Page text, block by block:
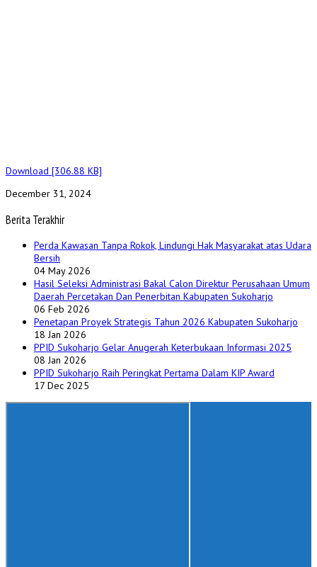
Download [306.88 KB]
December 31, 2024
Berita Terakhir
Perda Kawasan Tanpa Rokok, Lindungi Hak Masyarakat atas Udara
Bersih
04 May 2026
Hasil Seleksi Administrasi Bakal Calon Direktur Perusahaan Umum
Daerah Percetakan Dan Penerbitan Kabupaten Sukoharjo
06 Feb 2026
Penetapan Proyek Strategis Tahun 2026 Kabupaten Sukoharjo
18 Jan 2026
PPID Sukoharjo Gelar Anugerah Keterbukaan Informasi 2025
08 Jan 2026
PPID Sukoharjo Raih Peringkat Pertama Dalam KIP Award
17 Dec 2025